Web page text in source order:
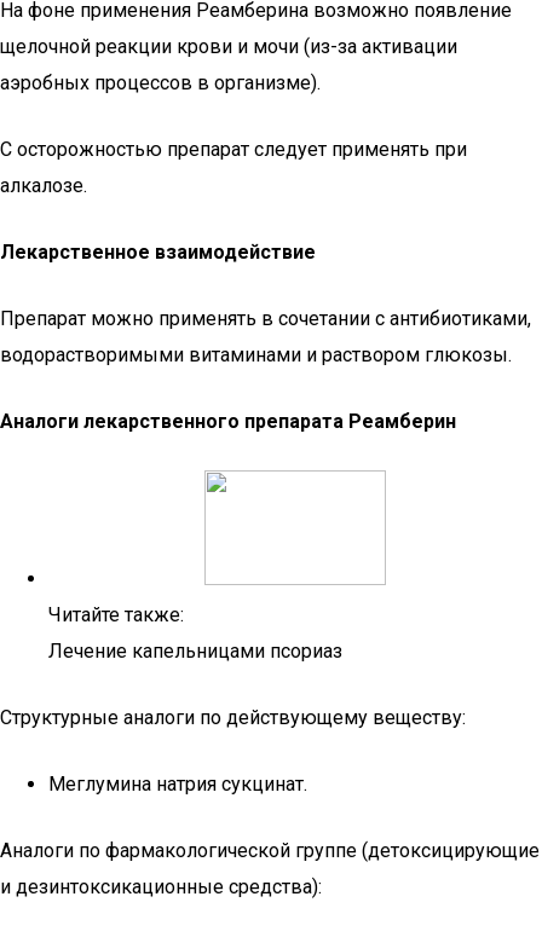
На фоне применения Реамберина возможно появление
щелочной реакции крови и мочи (из-за активации
аэробных процессов в организме).
С осторожностью препарат следует применять при
алкалозе.
Лекарственное взаимодействие
Препарат можно применять в сочетании с антибиотиками,
водорастворимыми витаминами и раствором глюкозы.
Аналоги лекарственного препарата Реамберин
Читайте также:
Лечение капельницами псориаз
Структурные аналоги по действующему веществу:
Меглумина натрия сукцинат.
Аналоги по фармакологической группе (детоксицирующие
и дезинтоксикационные средства):